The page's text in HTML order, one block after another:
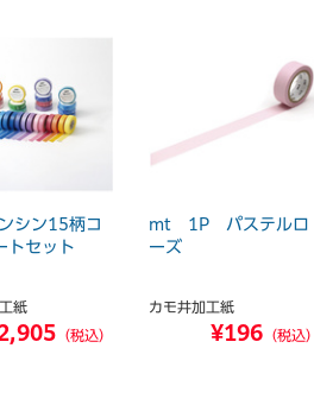
シン15柄コ
トセット
紙
（税込）
mt 1P パステルロ
ーズ
カモ井加工紙
¥196 （税込）